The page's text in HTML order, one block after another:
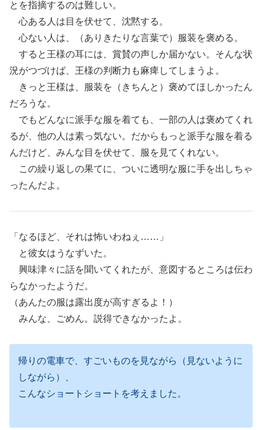
とを指摘するのは難しい。
心ある人は目を伏せて、沈黙する。
心ない人は、（ありきたりな言葉で）服装を褒める。
すると王様の耳には、賞賛の声しか届かない。そんな状
況がつづけば、王様の判断力も麻痺してしまうよ。
きっと王様は、服装を（きちんと）褒めてほしかったん
だろうな。
でもどんなに派手な服を着ても、一部の人は褒めてくれ
るが、他の人は素っ気ない。だからもっと派手な服を着る
んだけど、みんな目を伏せて、服を見てくれない。
この繰り返しの果てに、ついに透明な服に手を出しちゃ
ったんだよ。
「なるほど、それは怖いわねぇ……」
と彼女はうなずいた。
興味津々に話を聞いてくれたが、意図するところは伝わ
らなかったようだ。
（あんたの服は露出度が高すぎるよ！）
みんな、ごめん。説得できなかったよ。
帰りの電車で、すごいものを見ながら（見ないように
しながら）、
こんなショートショートを考えました。